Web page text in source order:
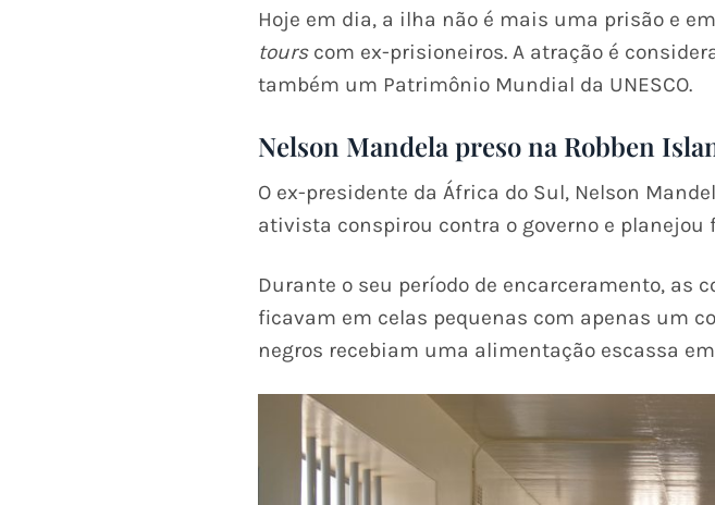
Hoje em dia, a ilha não é mais uma prisão e
tourscom ex-prisioneiros. A atração é
também um Patrimônio Mundial da UNESCO.
Nelson Mandela preso na Robben
O ex-presidente da África do Sul, Nelson
ativista conspirou contra o governo e planejou
Durante o seu período de encarceramento, as
ficavam em celas pequenas com apenas um
negros recebiam uma alimentação escassa